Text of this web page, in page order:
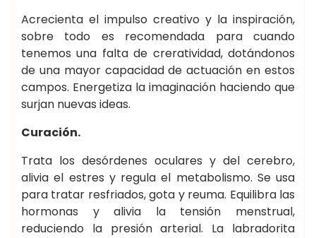
Acrecienta el impulso creativo y la inspiración,
sobre todo es recomendada para cuando
tenemos una falta de creratividad, dotándonos
de una mayor capacidad de actuación en estos
campos. Energetiza la imaginación haciendo que
surjan nuevas ideas.
Curación.
Trata los desórdenes oculares y del cerebro,
alivia el estres y regula el metabolismo. Se usa
para tratar resfriados, gota y reuma. Equilibra las
hormonas y alivia la tensión menstrual,
reduciendo la presión arterial. La labradorita